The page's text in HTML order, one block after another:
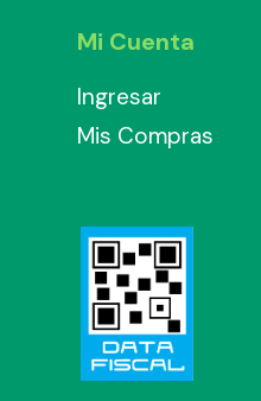
Mi Cuenta
Ingresar
Mis Compras